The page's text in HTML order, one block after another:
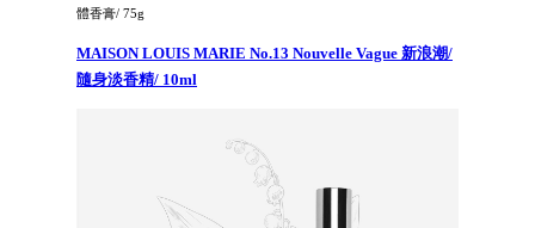
體香膏/ 75g
MAISON LOUIS MARIE No.13 Nouvelle Vague 新浪潮/
隨身淡香精/ 10ml